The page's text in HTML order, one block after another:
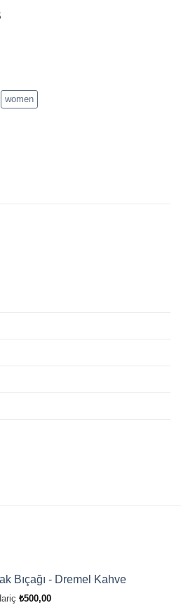
women
Bıçağı - Dremel Kahve
₺500,00